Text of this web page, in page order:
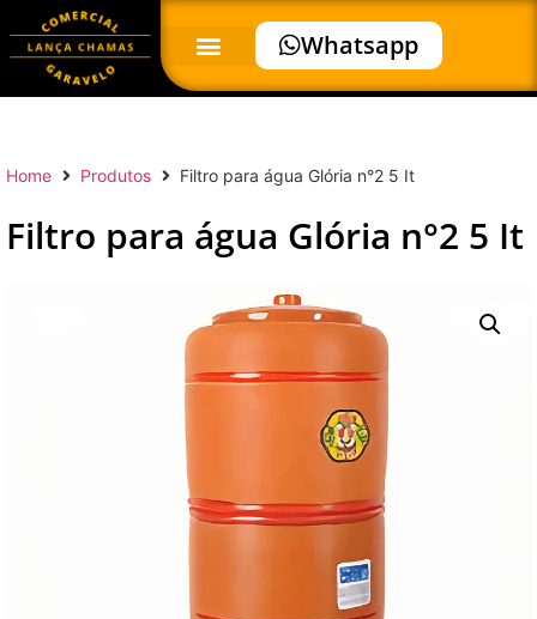
Whatsapp
Home Produtos Filtro para água Glória n°2 5 It
Filtro para água Glória n°2 5 It